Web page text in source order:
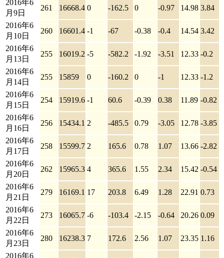
2016年6
月9日
261 16668.4 0 -162.5 0 -0.97 14.98 3.84
2016年6
月10日
260 16601.4 -1 -67 -0.38 -0.4 14.54 3.42
2016年6
月13日
255 16019.2 -5 -582.2 -1.92 -3.51 12.33 -0.2
2016年6
月14日
255 15859 0 -160.2 0 -1 12.33 -1.2
2016年6
月15日
254 15919.6 -1 60.6 -0.39 0.38 11.89 -0.82
2016年6
月16日
256 15434.1 2 -485.5 0.79 -3.05 12.78 -3.85
2016年6
月17日
258 15599.7 2 165.6 0.78 1.07 13.66 -2.82
2016年6
月20日
262 15965.3 4 365.6 1.55 2.34 15.42 -0.54
2016年6
月21日
279 16169.1 17 203.8 6.49 1.28 22.91 0.73
2016年6
月22日
273 16065.7 -6 -103.4 -2.15 -0.64 20.26 0.09
2016年6
月23日
280 16238.3 7 172.6 2.56 1.07 23.35 1.16
2016年6